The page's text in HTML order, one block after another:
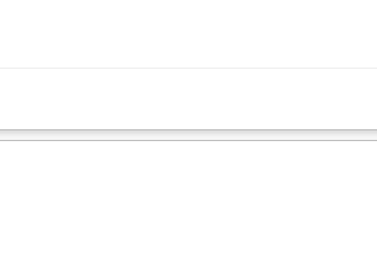
dokumentacji technicznej. Weryfikacja stanu